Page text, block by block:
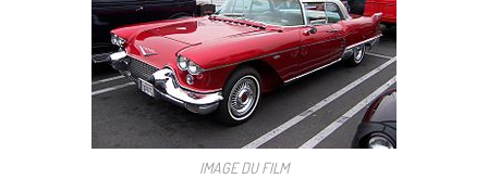
IMAGE DU FILM